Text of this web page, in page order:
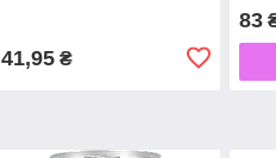
41,95₴
83